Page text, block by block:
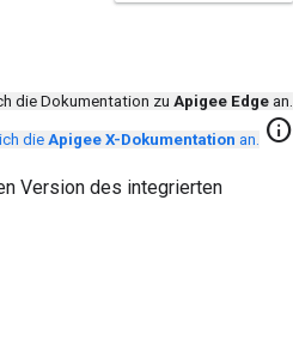
die Dokumentation zu Apigee Edge an.
dieApigee X-Dokumentation an. info
Version des integrierten